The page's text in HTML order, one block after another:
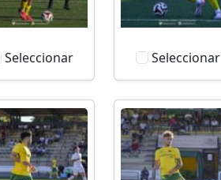
Seleccionar Seleccionar